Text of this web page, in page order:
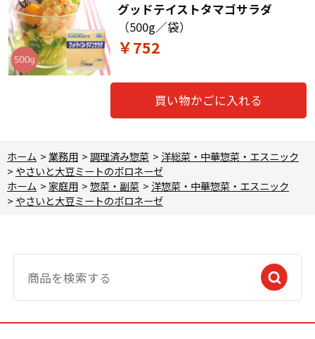
グッドテイストタマゴサラダ
（500g／袋）
￥752
買い物かごに入れる
ホーム >業務用 >調理済み惣菜 > 洋総菜・中華惣菜・エスニック
> やさいと大豆ミートのボロネーゼ
ホーム >家庭用 >惣菜・副菜 > 洋惣菜・中華惣菜・エスニック
> やさいと大豆ミートのボロネーゼ